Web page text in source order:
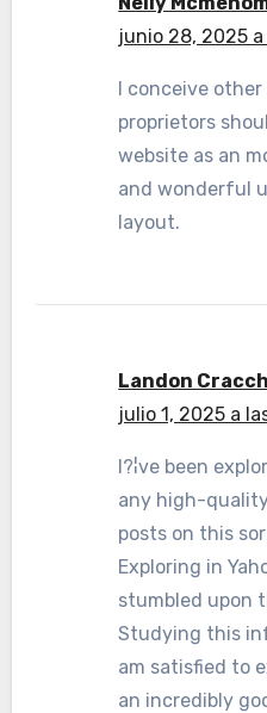
junio 28, 2025 a
I conceive
proprietors
website as an
and wonderful
layout.
Landon
julio 1, 2025 a
I?¦ve been
any high-
posts on this
Exploring in
stumbled upon
Studying this
am satisfied to
an incredibly